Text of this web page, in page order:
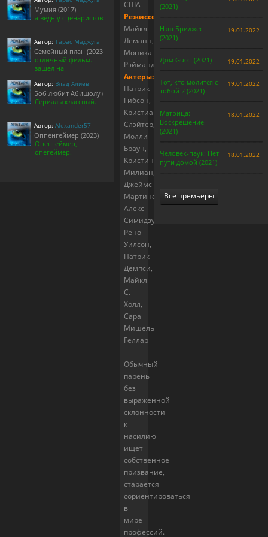
США
Режиссер:
Майкл
Леманн,
Моника
Рэйманд
Актеры:
Патрик
Гибсон,
Кристиан
Слэйтер,
Молли
Браун,
Кристина
Милиан,
Джеймс
Мартинес,
Алекс
Симидзу,
Рено
Уилсон,
Патрик
Демпси,
Майкл
С.
Холл,
Сара
Мишель
Геллар
Обычный
парень
без
выраженной
склонности
к
насилию
ищет
собственное
призвание,
старается
сориентироваться
в
мире
профессий.
Мумия (2017)
а ведь у сценаристов
Автор: Тарас Маджуга
Семейный план (2023)
отличный фильм.
зашел на
Автор: Влад Алиев
Боб любит Абишолу (1-5 сезон)
Сериалы классный.
Автор: Alexander57
Оппенгеймер (2023)
Опенгеймер,
опегеймер!
(2021)
Нэш Бриджес
(2021)
19.01.2022
Дом Gucci (2021) 19.01.2022
Тот, кто молится с
тобой 2 (2021)
19.01.2022
Матрица:
Воскрешение
(2021)
18.01.2022
Человек-паук: Нет
пути домой (2021)
18.01.2022
Все премьеры